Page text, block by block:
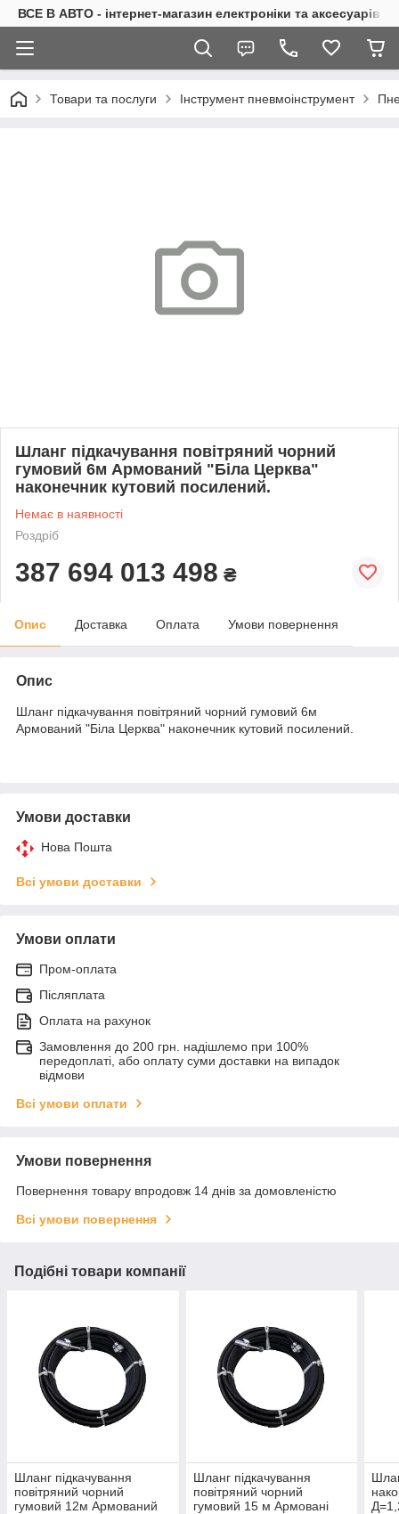
ВСЕ В АВТО - інтернет-магазин електроніки та аксесуарів в
Товари та послуги Інструмент пневмоінструмент
Шланг підкачування повітряний чорний
гумовий 6м Армований "Біла Церква"
наконечник кутовий посилений.
Немає в наявності
Роздріб
387 694 013 498 ₴
Опис Доставка Оплата Умови повернення
Опис
Шланг підкачування повітряний чорний гумовий 6м
Армований "Біла Церква" наконечник кутовий посилений.
Умови доставки
Нова Пошта
Всі умови доставки
Умови оплати
Пром-оплата
Післяплата
Оплата на рахунок
Замовлення до 200 грн. надішлемо при 100%
передоплаті, або оплату суми доставки на випадок
відмови
Всі умови оплати
Умови повернення
Повернення товару впродовж 14 днів за домовленістю
Всі умови повернення
Подібні товари компанії
Шланг підкачування
повітряний чорний
гумовий 12м Армований
Шланг підкачування
повітряний чорний
гумовий 15 м Армовані